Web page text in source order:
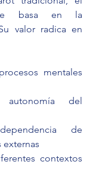
basa en la
valor radica en
mentales
autonomía del
de
contextos